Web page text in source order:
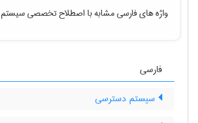
واژه های فارسی مشابه با اصطلاح تخصصی
فارسی
سیستم دسترسی